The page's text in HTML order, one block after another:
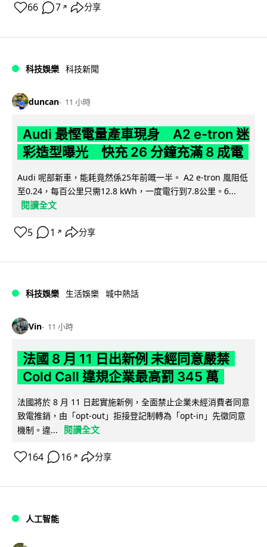
66 7 ↗ 分享
科技娛樂 科技新聞
duncan 11 小時
Audi 最慳電量產車現身 A2 e-tron 迷
彩造型曝光 快充 26 分鐘充滿 8 成電
Audi 呢部新車，能耗竟然係25年前嘅一半。 A2 e-tron 風阻低
至0.24，每百公里只需12.8 kWh，一度電行到7.8公里。6...
閱讀全文
5 1 ↗ 分享
科技娛樂 生活娛樂 城中熱話
Vin 11 小時
法國 8 月 11 日出新例 未經同意嚴禁
Cold Call 違規企業最高罰 345 萬
法國將於 8 月 11 日起實施新例，全面禁止企業未經消費者同意
致電推銷，由「opt-out」拒接登記制轉為「opt-in」先徵同意
機制。違...
閱讀全文
164 16 ↗ 分享
人工智能